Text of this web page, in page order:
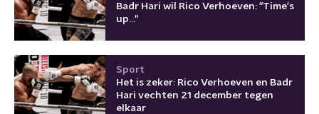
Badr Hari wil Rico Verhoeven: "Time's
up..."
Sport
Het is zeker: Rico Verhoeven en Badr
Hari vechten 21 december tegen
elkaar